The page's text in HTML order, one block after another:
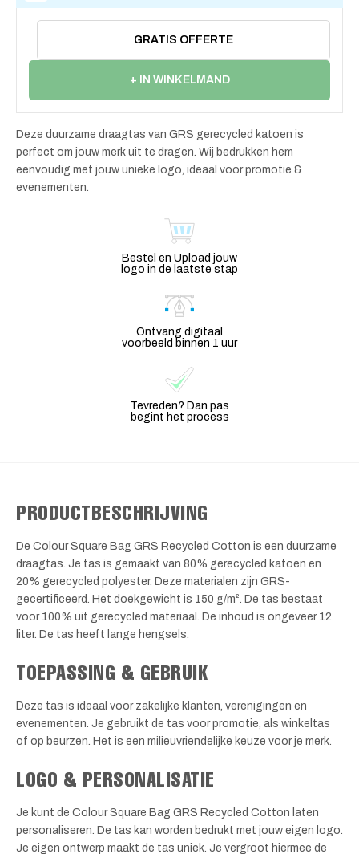
GRATIS OFFERTE
+ IN WINKELMAND
Deze duurzame draagtas van GRS gerecycled katoen is
perfect om jouw merk uit te dragen. Wij bedrukken hem
eenvoudig met jouw unieke logo, ideaal voor promotie &
evenementen.
Bestel en Upload jouw
logo in de laatste stap
Ontvang digitaal
voorbeeld binnen 1 uur
Tevreden? Dan pas
begint het process
PRODUCTBESCHRIJVING
De Colour Square Bag GRS Recycled Cotton is een duurzame
draagtas. Je tas is gemaakt van 80% gerecycled katoen en
20% gerecycled polyester. Deze materialen zijn GRS-
gecertificeerd. Het doekgewicht is 150 g/m². De tas bestaat
voor 100% uit gerecycled materiaal. De inhoud is ongeveer 12
liter. De tas heeft lange hengsels.
TOEPASSING & GEBRUIK
Deze tas is ideaal voor zakelijke klanten, verenigingen en
evenementen. Je gebruikt de tas voor promotie, als winkeltas
of op beurzen. Het is een milieuvriendelijke keuze voor je merk.
LOGO & PERSONALISATIE
Je kunt de Colour Square Bag GRS Recycled Cotton laten
personaliseren. De tas kan worden bedrukt met jouw eigen logo.
Je eigen ontwerp maakt de tas uniek. Je vergroot hiermee de